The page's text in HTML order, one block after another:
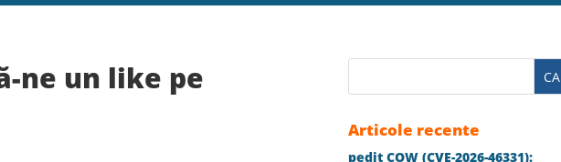
ne un like pe
Articole recente
pedit COW (CVE-2026-46331):